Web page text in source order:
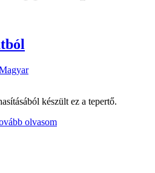
készült ez a tepertő.
olvasom